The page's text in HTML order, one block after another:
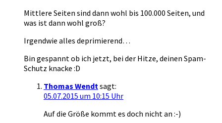
Mittlere Seiten sind dann wohl bis 100.000 Seiten, und
was ist dann wohl groß?
Irgendwie alles deprimierend…
Bin gespannt ob ich jetzt, bei der Hitze, deinen Spam-
Schutz knacke :D
Thomas Wendtsagt:
05.07.2015 um 10:15 Uhr
Auf die Größe kommt es doch nicht an :-)